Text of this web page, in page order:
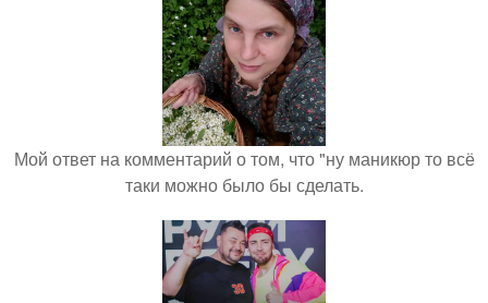
Мой ответ на комментарий о том, что "ну маникюр то всё
таки можно было бы сделать.